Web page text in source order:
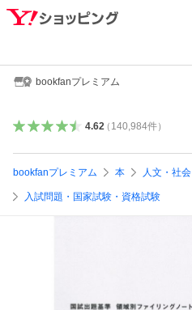
bookfanプレミアム
4.62（ 140,984件）
bookfanプレミアム 本 人文・社会
入試問題・国家試験・資格試験